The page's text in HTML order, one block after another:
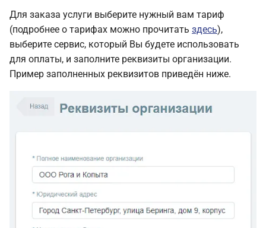
Для заказа услуги выберите нужный вам тариф
(подробнее о тарифах можно прочитать здесь),
выберите сервис, который Вы будете использовать
для оплаты, и заполните реквизиты организации.
Пример заполненных реквизитов приведён ниже.